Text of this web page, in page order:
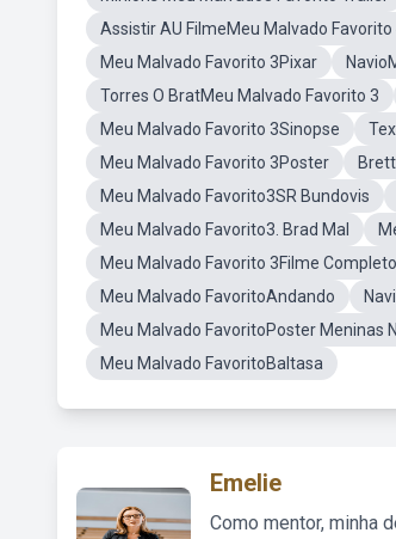
Assistir AU FilmeMeu Malvado Favorito
Meu Malvado Favorito 3Pixar
Torres O BratMeu Malvado Favorito 3
Meu Malvado Favorito 3Sinopse
Meu Malvado Favorito 3Poster
Meu Malvado Favorito3SR Bundovis
Meu Malvado Favorito3. Brad Mal
Meu Malvado Favorito 3Filme
Meu Malvado FavoritoAndando
Meu Malvado FavoritoPoster Meninas
Meu Malvado FavoritoBaltasa
Emelie
Como mentor, minha